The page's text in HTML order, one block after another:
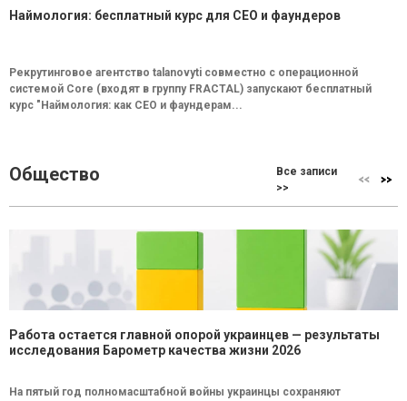
Наймология: бесплатный курс для CEO и фаундеров
Рекрутинговое агентство talanovyti совместно с операционной
системой Core (входят в группу FRACTAL) запускают бесплатный
курс "Наймология: как СEO и фаундерам...
Общество
Все записи
>>
Работа остается главной опорой украинцев — результаты
исследования Барометр качества жизни 2026
На пятый год полномасштабной войны украинцы сохраняют